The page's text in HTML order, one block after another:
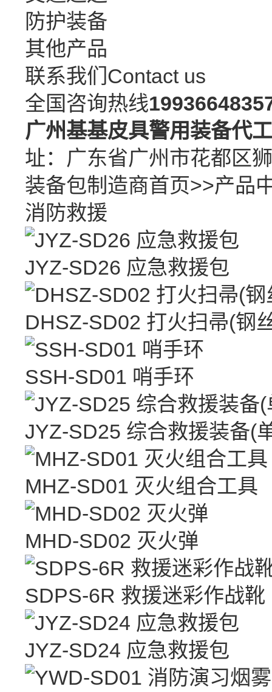
防护装备
其他产品
联系我们Contact us
全国咨询热线
广州基基皮具警用装备代
址：广东省广州市花都区
装备包制造商首页>>产品
消防救援
JYZ-SD26 应急救援包
DHSZ-SD02 打火扫帚(钢
SSH-SD01 哨手环
JYZ-SD25 综合救援装备(
MHZ-SD01 灭火组合工具
MHD-SD02 灭火弹
SDPS-6R 救援迷彩作战靴
JYZ-SD24 应急救援包